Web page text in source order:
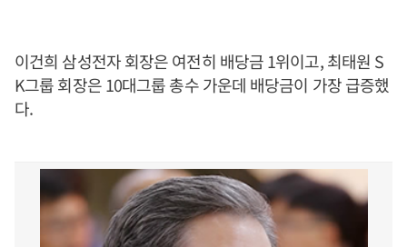
이건희 삼성전자 회장은 여전히 배당금 1위이고, 최태원 S
K그룹 회장은 10대그룹 총수 가운데 배당금이 가장 급증했
다.